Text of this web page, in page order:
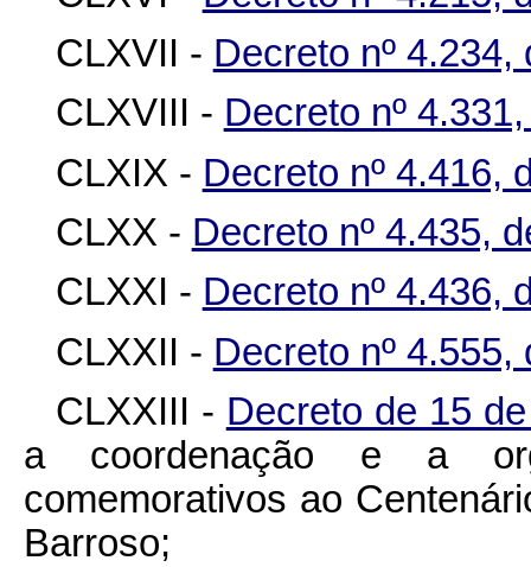
CLXVII - Decreto nº
CLXVIII - Decreto nº
CLXIX - Decreto nº 4.416,
CLXX - Decreto nº 4.435,
CLXXI - Decreto nº 4.436,
CLXXII - Decreto nº
CLXXIII - Decreto de 15
a coordenação e a
comemorativos ao
Barroso;